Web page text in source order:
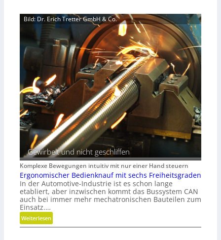
z
e
p
r
o
z
e
s
e
ff
i
z
i
n
z
t
r
e
i
e
r
M
V
-
h
e
c
k
d
r
a
u
k
z
y
l
i
n
e
r
i
n
r
ö
ß
r
e
Bild: Dr. Erich Tretter GmbH & Co.
Gewirbelt und nicht geschliffen
Komplexe Bewegungen intuitiv mit nur einer Hand steuern
Ergonomischer Bedienknauf mit sechs Freiheitsgraden
In der Automotive-Industrie ist es schon lange
etabliert, aber inzwischen kommt das Bussystem CAN
auch bei immer mehr mechatronischen Bauteilen zum
Einsatz.…
Weiterlesen:
E